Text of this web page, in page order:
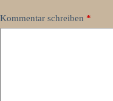
Kommentar schreiben *